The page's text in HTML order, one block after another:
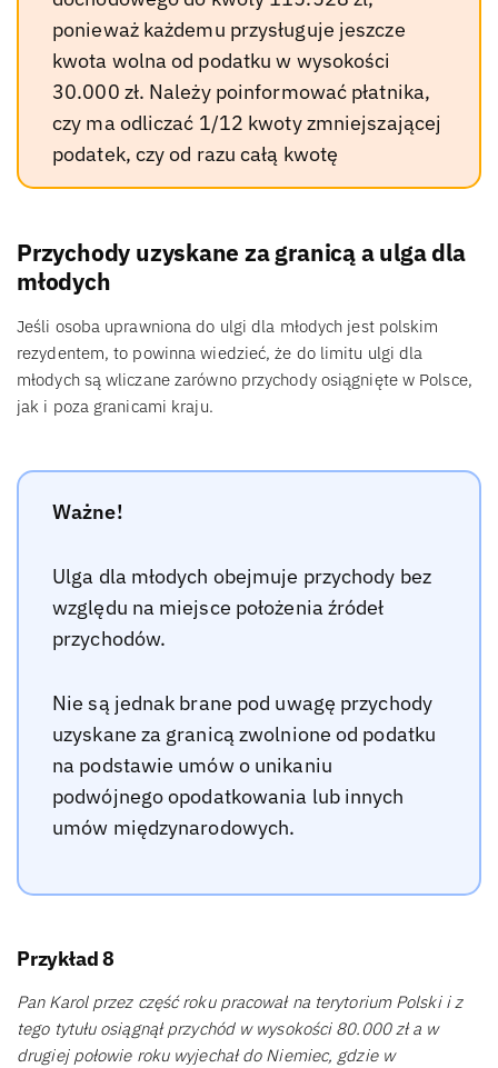
ponieważ każdemu przysługuje jeszcze
kwota wolna od podatku w wysokości
30.000 zł. Należy poinformować płatnika,
czy ma odliczać 1/12 kwoty zmniejszającej
podatek, czy od razu całą kwotę
Przychody uzyskane za granicą a ulga dla
młodych
Jeśli osoba uprawniona do ulgi dla młodych jest polskim
rezydentem, to powinna wiedzieć, że do limitu ulgi dla
młodych są wliczane zarówno przychody osiągnięte w Polsce,
jak i poza granicami kraju.
Ważne!
Ulga dla młodych obejmuje przychody bez
względu na miejsce położenia źródeł
przychodów.
Nie są jednak brane pod uwagę przychody
uzyskane za granicą zwolnione od podatku
na podstawie umów o unikaniu
podwójnego opodatkowania lub innych
umów międzynarodowych.
Przykład 8
Pan Karol przez część roku pracował na terytorium Polski i z
tego tytułu osiągnął przychód w wysokości 80.000 zł a w
drugiej połowie roku wyjechał do Niemiec, gdzie w